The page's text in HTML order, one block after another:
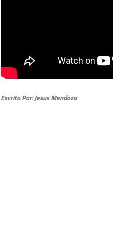
Escrito Por: Jesus Mendoza